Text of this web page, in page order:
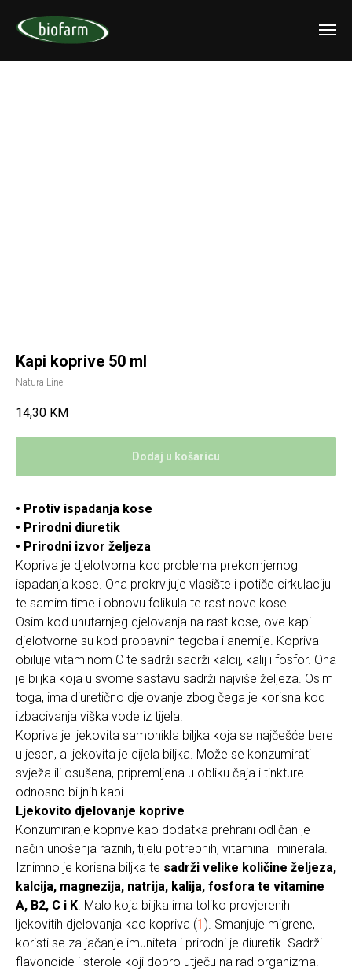
Kapi koprive 50 ml
Natura Line
14,30 KM
Dodaj u košaricu
• Protiv ispadanja kose
• Prirodni diuretik
• Prirodni izvor željeza
Kopriva je djelotvorna kod problema prekomjernog
ispadanja kose. Ona prokrvljuje vlasište i potiče cirkulaciju
te samim time i obnovu folikula te rast nove kose.
Osim kod unutarnjeg djelovanja na rast kose, ove kapi
djelotvorne su kod probavnih tegoba i anemije. Kopriva
obiluje vitaminom C te sadrži sadrži kalcij, kalij i fosfor. Ona
je biljka koja u svome sastavu sadrži najviše željeza. Osim
toga, ima diuretično djelovanje zbog čega je korisna kod
izbacivanja viška vode iz tijela.
Kopriva je ljekovita samonikla biljka koja se najčešće bere
u jesen, a ljekovita je cijela biljka. Može se konzumirati
svježa ili osušena, pripremljena u obliku čaja i tinkture
odnosno biljnih kapi.
Ljekovito djelovanje koprive
Konzumiranje koprive kao dodatka prehrani odličan je
način unošenja raznih, tijelu potrebnih, vitamina i minerala.
Iznimno je korisna biljka te sadrži velike količine željeza,
kalcija, magnezija, natrija, kalija, fosfora te vitamine
A, B2, C i K. Malo koja biljka ima toliko provjerenih
ljekovitih djelovanja kao kopriva (1 ). Smanjuje migrene,
koristi se za jačanje imuniteta i prirodni je diuretik. Sadrži
flavonoide i sterole koji dobro utječu na rad organizma.